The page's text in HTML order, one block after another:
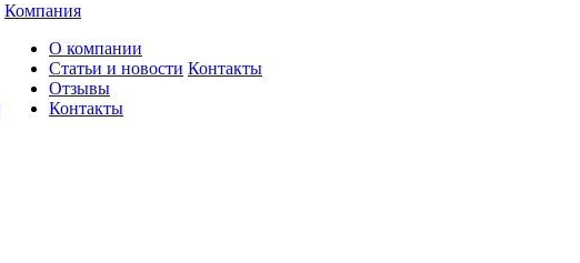
Компания
О компании
Статьи и новости
Отзывы
Контакты
Контакты